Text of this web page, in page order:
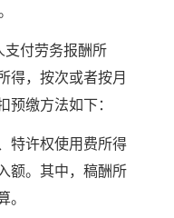
付劳务报酬所
得，按次或者按月
预缴方法如下：
许权使用费所得
额。其中，稿酬所
。